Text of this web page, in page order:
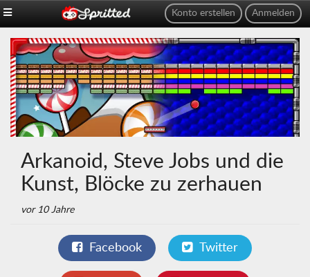
Anmelden
Konto erstellen
Arkanoid, Steve Jobs und die
Kunst, Blöcke zu zerhauen
vor 10 Jahre
Facebook Twitter